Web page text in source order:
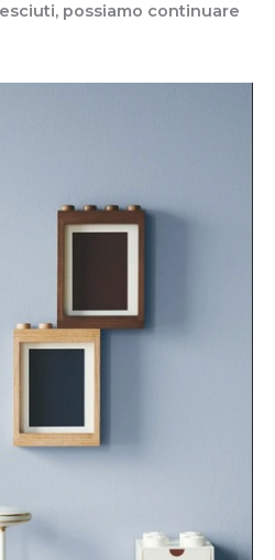
possiamo continuare